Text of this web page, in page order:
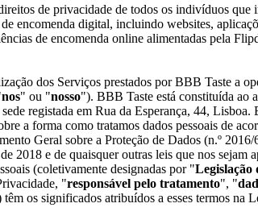
de privacidade de todos os indivíduos que
encomenda digital, incluindo websites,
de encomenda online alimentadas pela
dos Serviços prestados por BBB Taste a
nos" ou "nosso"). BBB Taste está constituída ao
registada em Rua da Esperança, 44, Lisboa.
a forma como tratamos dados pessoais de
Geral sobre a Proteção de Dados (n.º 2016/
2018 e de quaisquer outras leis que nos sejam
(coletivamente designadas por "Legislação
"responsável pelo tratamento", "
têm os significados atribuídos a esses termos na